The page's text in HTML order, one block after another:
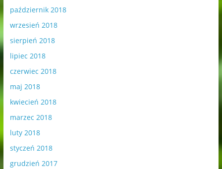
październik 2018
wrzesień 2018
sierpień 2018
lipiec 2018
czerwiec 2018
maj 2018
kwiecień 2018
marzec 2018
luty 2018
styczeń 2018
grudzień 2017